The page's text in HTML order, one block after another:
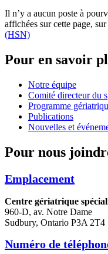
Il n’y a aucun poste à
affichées sur cette page,
(HSN)
Pour en savoir
Notre équipe
Comité directeur du
Programme
Publications
Nouvelles et
Pour nous
Emplacement
Centre gériatrique
960-D, av. Notre Dame
Sudbury, Ontario P3A 2T4
Numéro de